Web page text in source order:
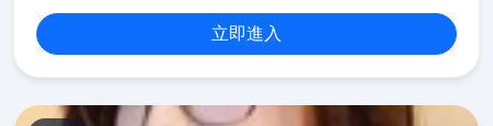
立即進入